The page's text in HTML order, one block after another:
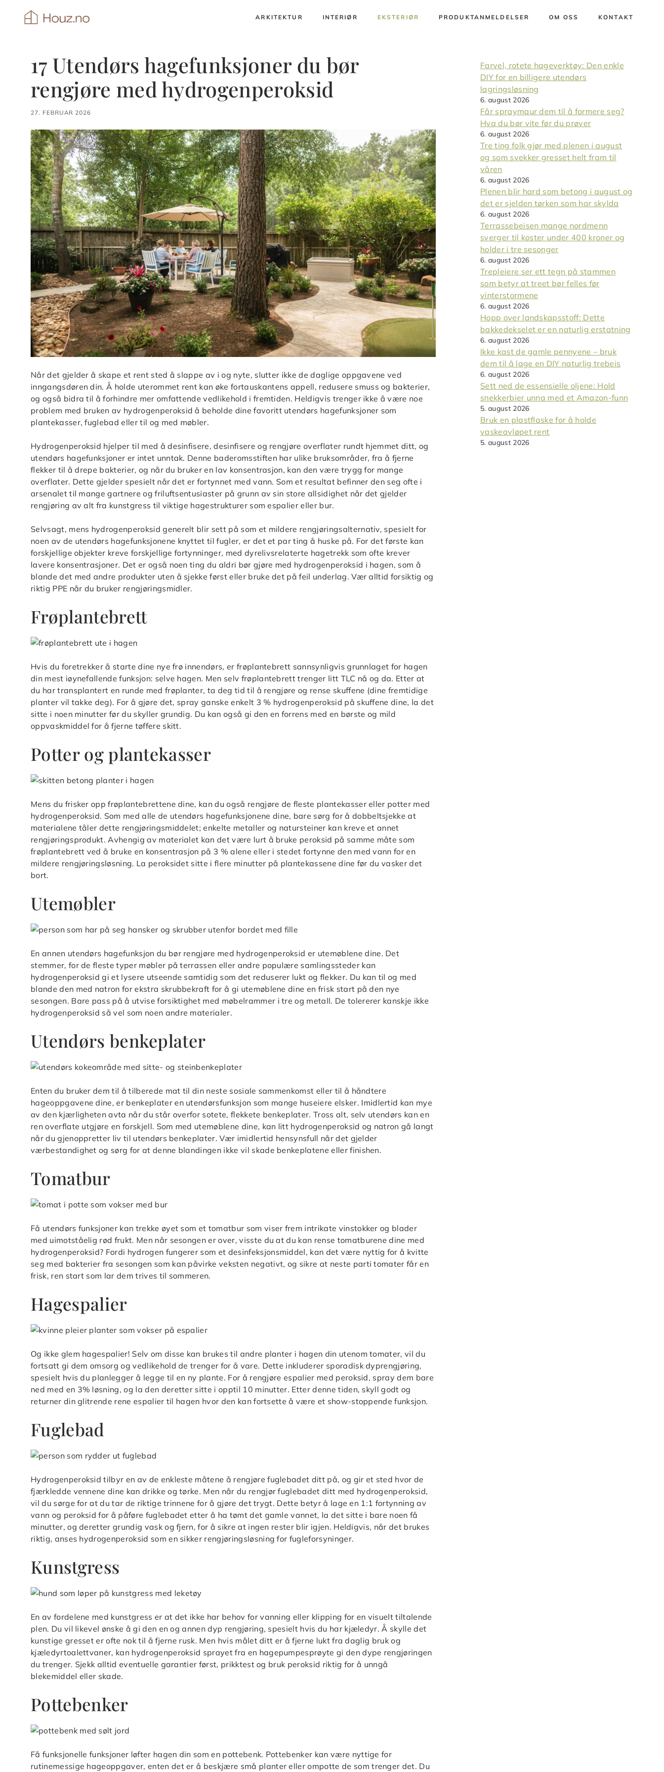
ARKITEKTUR INTERIØR EKSTERIØR PRODUKTANMELDELSER OM OSS KONTAKT
17 Utendørs hagefunksjoner du bør
rengjøre med hydrogenperoksid
27. FEBRUAR 2026
Når det gjelder å skape et rent sted å slappe av i og nyte, slutter ikke de daglige oppgavene ved
inngangsdøren din. Å holde uterommet rent kan øke fortauskantens appell, redusere smuss og bakterier,
og også bidra til å forhindre mer omfattende vedlikehold i fremtiden. Heldigvis trenger ikke å være noe
problem med bruken av hydrogenperoksid å beholde dine favoritt utendørs hagefunksjoner som
plantekasser, fuglebad eller til og med møbler.
Hydrogenperoksid hjelper til med å desinfisere, desinfisere og rengjøre overflater rundt hjemmet ditt, og
utendørs hagefunksjoner er intet unntak. Denne baderomsstiften har ulike bruksområder, fra å fjerne
flekker til å drepe bakterier, og når du bruker en lav konsentrasjon, kan den være trygg for mange
overflater. Dette gjelder spesielt når det er fortynnet med vann. Som et resultat befinner den seg ofte i
arsenalet til mange gartnere og friluftsentusiaster på grunn av sin store allsidighet når det gjelder
rengjøring av alt fra kunstgress til viktige hagestrukturer som espalier eller bur.
Selvsagt, mens hydrogenperoksid generelt blir sett på som et mildere rengjøringsalternativ, spesielt for
noen av de utendørs hagefunksjonene knyttet til fugler, er det et par ting å huske på. For det første kan
forskjellige objekter kreve forskjellige fortynninger, med dyrelivsrelaterte hagetrekk som ofte krever
lavere konsentrasjoner. Det er også noen ting du aldri bør gjøre med hydrogenperoksid i hagen, som å
blande det med andre produkter uten å sjekke først eller bruke det på feil underlag. Vær alltid forsiktig og
riktig PPE når du bruker rengjøringsmidler.
Frøplantebrett
Hvis du foretrekker å starte dine nye frø innendørs, er frøplantebrett sannsynligvis grunnlaget for hagen
din mest iøynefallende funksjon: selve hagen. Men selv frøplantebrett trenger litt TLC nå og da. Etter at
du har transplantert en runde med frøplanter, ta deg tid til å rengjøre og rense skuffene (dine fremtidige
planter vil takke deg). For å gjøre det, spray ganske enkelt 3 % hydrogenperoksid på skuffene dine, la det
sitte i noen minutter før du skyller grundig. Du kan også gi den en forrens med en børste og mild
oppvaskmiddel for å fjerne tøffere skitt.
Potter og plantekasser
Mens du frisker opp frøplantebrettene dine, kan du også rengjøre de fleste plantekasser eller potter med
hydrogenperoksid. Som med alle de utendørs hagefunksjonene dine, bare sørg for å dobbeltsjekke at
materialene tåler dette rengjøringsmiddelet; enkelte metaller og natursteiner kan kreve et annet
rengjøringsprodukt. Avhengig av materialet kan det være lurt å bruke peroksid på samme måte som
frøplantebrett ved å bruke en konsentrasjon på 3 % alene eller i stedet fortynne den med vann for en
mildere rengjøringsløsning. La peroksidet sitte i flere minutter på plantekassene dine før du vasker det
bort.
Utemøbler
En annen utendørs hagefunksjon du bør rengjøre med hydrogenperoksid er utemøblene dine. Det
stemmer, for de fleste typer møbler på terrassen eller andre populære samlingssteder kan
hydrogenperoksid gi et lysere utseende samtidig som det reduserer lukt og flekker. Du kan til og med
blande den med natron for ekstra skrubbekraft for å gi utemøblene dine en frisk start på den nye
sesongen. Bare pass på å utvise forsiktighet med møbelrammer i tre og metall. De tolererer kanskje ikke
hydrogenperoksid så vel som noen andre materialer.
Utendørs benkeplater
Enten du bruker dem til å tilberede mat til din neste sosiale sammenkomst eller til å håndtere
hageoppgavene dine, er benkeplater en utendørsfunksjon som mange huseiere elsker. Imidlertid kan mye
av den kjærligheten avta når du står overfor sotete, flekkete benkeplater. Tross alt, selv utendørs kan en
ren overflate utgjøre en forskjell. Som med utemøblene dine, kan litt hydrogenperoksid og natron gå langt
når du gjenoppretter liv til utendørs benkeplater. Vær imidlertid hensynsfull når det gjelder
værbestandighet og sørg for at denne blandingen ikke vil skade benkeplatene eller finishen.
Tomatbur
Få utendørs funksjoner kan trekke øyet som et tomatbur som viser frem intrikate vinstokker og blader
med uimotståelig rød frukt. Men når sesongen er over, visste du at du kan rense tomatburene dine med
hydrogenperoksid? Fordi hydrogen fungerer som et desinfeksjonsmiddel, kan det være nyttig for å kvitte
seg med bakterier fra sesongen som kan påvirke veksten negativt, og sikre at neste parti tomater får en
frisk, ren start som lar dem trives til sommeren.
Hagespalier
Og ikke glem hagespalier! Selv om disse kan brukes til andre planter i hagen din utenom tomater, vil du
fortsatt gi dem omsorg og vedlikehold de trenger for å vare. Dette inkluderer sporadisk dyprengjøring,
spesielt hvis du planlegger å legge til en ny plante. For å rengjøre espalier med peroksid, spray dem bare
ned med en 3% løsning, og la den deretter sitte i opptil 10 minutter. Etter denne tiden, skyll godt og
returner din glitrende rene espalier til hagen hvor den kan fortsette å være et show-stoppende funksjon.
Fuglebad
Hydrogenperoksid tilbyr en av de enkleste måtene å rengjøre fuglebadet ditt på, og gir et sted hvor de
fjærkledde vennene dine kan drikke og tørke. Men når du rengjør fuglebadet ditt med hydrogenperoksid,
vil du sørge for at du tar de riktige trinnene for å gjøre det trygt. Dette betyr å lage en 1:1 fortynning av
vann og peroksid for å påføre fuglebadet etter å ha tømt det gamle vannet, la det sitte i bare noen få
minutter, og deretter grundig vask og fjern, for å sikre at ingen rester blir igjen. Heldigvis, når det brukes
riktig, anses hydrogenperoksid som en sikker rengjøringsløsning for fugleforsyninger.
Kunstgress
En av fordelene med kunstgress er at det ikke har behov for vanning eller klipping for en visuelt tiltalende
plen. Du vil likevel ønske å gi den en og annen dyp rengjøring, spesielt hvis du har kjæledyr. Å skylle det
kunstige gresset er ofte nok til å fjerne rusk. Men hvis målet ditt er å fjerne lukt fra daglig bruk og
kjæledyrtoalettvaner, kan hydrogenperoksid sprayet fra en hagepumpesprøyte gi den dype rengjøringen
du trenger. Sjekk alltid eventuelle garantier først, prikktest og bruk peroksid riktig for å unngå
blekemiddel eller skade.
Pottebenker
Få funksjonelle funksjoner løfter hagen din som en pottebenk. Pottebenker kan være nyttige for
rutinemessige hageoppgaver, enten det er å beskjære små planter eller ompotte de som trenger det. Du
Farvel, rotete hageverktøy: Den enkle
DIY for en billigere utendørs
lagringsløsning
6. august 2026
Får spraymaur dem til å formere seg?
Hva du bør vite før du prøver
6. august 2026
Tre ting folk gjør med plenen i august
og som svekker gresset helt fram til
våren
6. august 2026
Plenen blir hard som betong i august og
det er sjelden tørken som har skylda
6. august 2026
Terrassebeisen mange nordmenn
sverger til koster under 400 kroner og
holder i tre sesonger
6. august 2026
Trepleiere ser ett tegn på stammen
som betyr at treet bør felles før
vinterstormene
6. august 2026
Hopp over landskapsstoff: Dette
bakkedekselet er en naturlig erstatning
6. august 2026
Ikke kast de gamle pennyene – bruk
dem til å lage en DIY naturlig trebeis
6. august 2026
Sett ned de essensielle oljene: Hold
snekkerbier unna med et Amazon-funn
5. august 2026
Bruk en plastflaske for å holde
vaskeavløpet rent
5. august 2026